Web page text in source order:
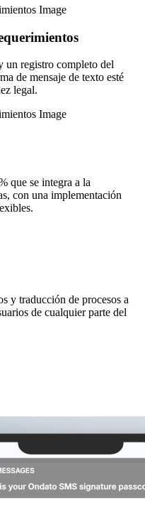
un registro completo del
de mensaje de texto esté
legal.
que se integra a la
con una implementación
y traducción de procesos a
de cualquier parte del